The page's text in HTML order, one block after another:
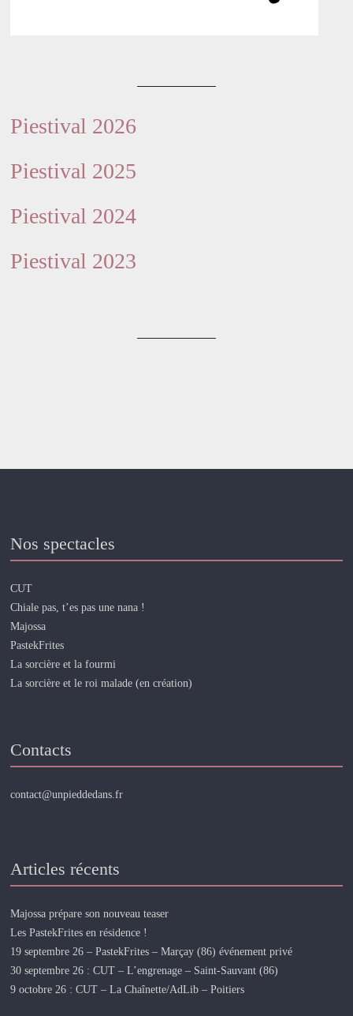
Piestival 2026
Piestival 2025
Piestival 2024
Piestival 2023
Nos spectacles
CUT
Chiale pas, t’es pas une nana !
Majossa
PastekFrites
La sorcière et la fourmi
La sorcière et le roi malade (en création)
Contacts
contact@unpieddedans.fr
Articles récents
Majossa prépare son nouveau teaser
Les PastekFrites en résidence !
19 septembre 26 – PastekFrites – Marçay (86) événement privé
30 septembre 26 : CUT – L’engrenage – Saint-Sauvant (86)
9 octobre 26 : CUT – La Chaînette/AdLib – Poitiers